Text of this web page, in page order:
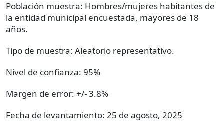
Población muestra: Hombres/mujeres habitantes de
la entidad municipal encuestada, mayores de 18
años.
Tipo de muestra: Aleatorio representativo.
Nivel de confianza: 95%
Margen de error: +/- 3.8%
Fecha de levantamiento: 25 de agosto, 2025